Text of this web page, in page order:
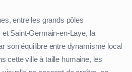
entre les grands pôles
Saint-Germain-en-Laye, la
son équilibre entre dynamisme local
cette ville à taille humaine, les